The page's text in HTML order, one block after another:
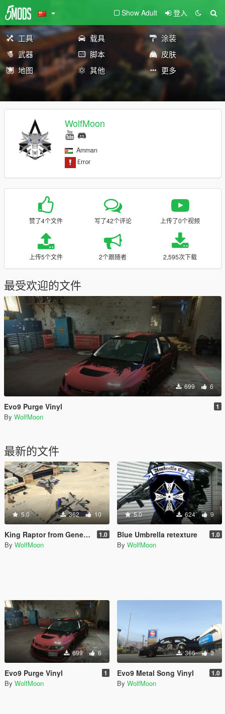
Show Adult 登入
工具 载具
涂装
武器
脚本
皮肤
地图
其他 更多
WolfMoon
Amman
赞了4个文件 写了42个评论 上传了0个视频
上传5个文件 2个跟随者 2,595次下载
最受欢迎的文件
699 6
Evo9 Purge Vinyl 1
By WolfMoon
最新的文件
5.0 362 10
King Raptor from General Zero Hour 1.0
By WolfMoon
5.0 624 9
Blue Umbrella retexture 1.0
By WolfMoon
699 6
Evo9 Purge Vinyl 1
By WolfMoon
366 3
Evo9 Metal Song Vinyl 1.0
By WolfMoon